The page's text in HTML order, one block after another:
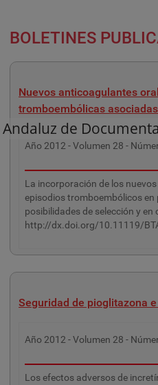
de
BOLETINES
Nuevos anticoagulantes
tromboembólicas
Año 2012- Volumen 28 -
La incorporación de los
episodios tromboembólicos
posibilidades de selección y
http://dx.doi.org/10.11119/
Seguridad de pioglitazona
Año 2012- Volumen 28 -
Los efectos adversos de